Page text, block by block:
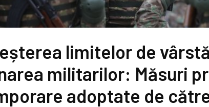
limitelor de
militarilor: Măsuri
adoptate de